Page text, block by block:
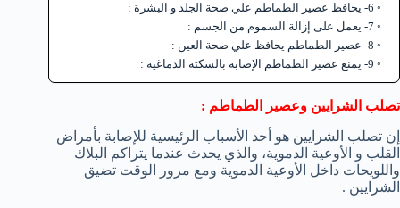
6- يحافظ عصير الطماطم علي صحة الجلد و البشرة :
7- يعمل على إزالة السموم من الجسم :
8- عصير الطماطم يحافظ علي صحة العين :
9- يمنع عصير الطماطم الإصابة بالسكتة الدماغية :
تصلب الشرايين وعصير الطماطم :
إن تصلب الشرايين هو أحد الأسباب الرئيسية للإصابة بأمراض
القلب و الأوعية الدموية، والذي يحدث عندما يتراكم البلاك
واللويحات داخل الأوعية الدموية ومع مرور الوقت تضيق
الشرايين .